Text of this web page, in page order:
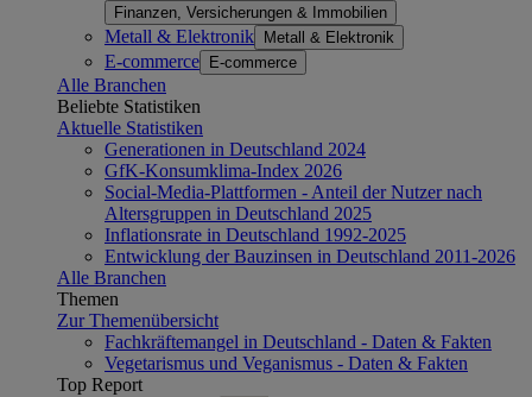
Finanzen, Versicherungen & Immobilien
Metall & Elektronik Metall & Elektronik
E-commerce E-commerce
Alle Branchen
Beliebte Statistiken
Aktuelle Statistiken
Generationen in Deutschland 2024
GfK-Konsumklima-Index 2026
Social-Media-Plattformen - Anteil der Nutzer nach
Altersgruppen in Deutschland 2025
Inflationsrate in Deutschland 1992-2025
Entwicklung der Bauzinsen in Deutschland 2011-2026
Alle Branchen
Themen
Zur Themenübersicht
Fachkräftemangel in Deutschland - Daten & Fakten
Vegetarismus und Veganismus - Daten & Fakten
Top Report